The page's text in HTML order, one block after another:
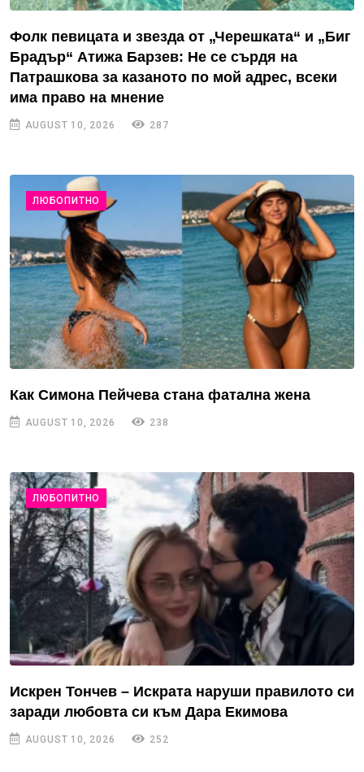
Фолк певицата и звезда от „Черешката“ и „Биг
Брадър“ Атижа Барзев: Не се сърдя на
Патрашкова за казаното по мой адрес, всеки
има право на мнение
AUGUST 10, 2026 287
ЛЮБОПИТНО
Как Симона Пейчева стана фатална жена
AUGUST 10, 2026 238
ЛЮБОПИТНО
Искрен Тончев – Искрата наруши правилото си
заради любовта си към Дара Екимова
AUGUST 10, 2026 252